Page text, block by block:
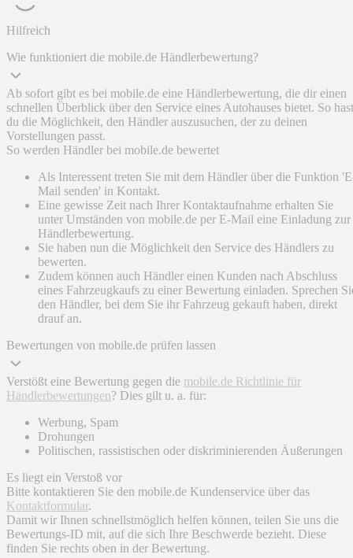
Hilfreich
Wie funktioniert die mobile.de Händlerbewertung?
Ab sofort gibt es bei mobile.de eine Händlerbewertung, die dir einen
schnellen Überblick über den Service eines Autohauses bietet. So hast
du die Möglichkeit, den Händler auszusuchen, der zu deinen
Vorstellungen passt.
So werden Händler bei mobile.de bewertet
Als Interessent treten Sie mit dem Händler über die Funktion
Mail senden' in Kontakt.
Eine gewisse Zeit nach Ihrer Kontaktaufnahme erhalten Sie
unter Umständen von mobile.de per E-Mail eine Einladung zur
Händlerbewertung.
Sie haben nun die Möglichkeit den Service des Händlers zu
bewerten.
Zudem können auch Händler einen Kunden nach Abschluss
eines Fahrzeugkaufs zu einer Bewertung einladen. Sprechen
den Händler, bei dem Sie ihr Fahrzeug gekauft haben, direkt
drauf an.
Bewertungen von mobile.de prüfen lassen
Verstößt eine Bewertung gegen die mobile.de Richtlinie für
Händlerbewertungen? Dies gilt u. a. für:
Werbung, Spam
Drohungen
Politischen, rassistischen oder diskriminierenden Äußerungen
Es liegt ein Verstoß vor
Bitte kontaktieren Sie den mobile.de Kundenservice über das
Kontaktformular.
Damit wir Ihnen schnellstmöglich helfen können, teilen Sie uns die
Bewertungs-ID mit, auf die sich Ihre Beschwerde bezieht. Diese
finden Sie rechts oben in der Bewertung.